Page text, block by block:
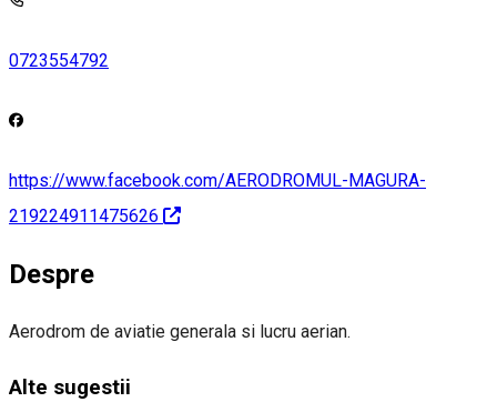
0723554792
https://www.facebook.com/AERODROMUL-MAGURA-
219224911475626
Despre
Aerodrom de aviatie generala si lucru aerian.
Alte sugestii